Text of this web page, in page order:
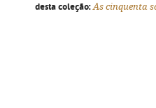
desta coleção: As cinquenta